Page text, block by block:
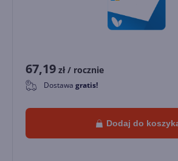
67,19 zł / rocznie
0 Dostawa gratis!
Dodaj do